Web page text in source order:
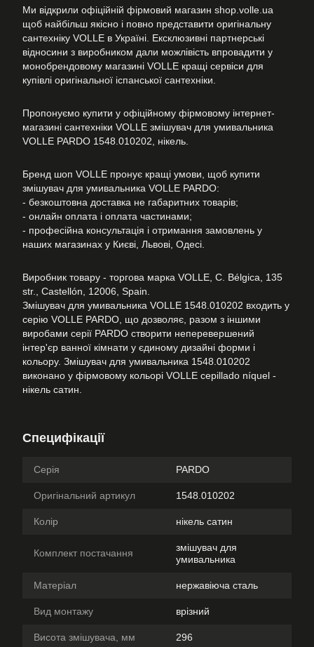
Ми відкрили офіційній фірмовий магазин shop.volle.ua
щоб найбільш якісно і повно представити оригінальну
сантехніку VOLLE в Україні. Ексклюзивні партнерські
відносини з виробником дали можлівість впровадити у
монобрендовому магазині VOLLE кращі сервіси для
купівлі оригінальної іспанської сантехніки.
Пропонуємо купити у офіційному фірмовому інтернет-
магазині сантехніки VOLLE змішувач для умивальника
VOLLE PARDO 1548.010202, нікель.
Бренд шоп VOLLE пронує кращі умови, щоб купити
змішувач для умивальника VOLLE PARDO:
- безкоштовна доставка не габаритних товарів;
- онлайн оплата і оплата частинами;
- професійна консультація і отримання замовлень у
наших магазинах у Києві, Львові, Одесі.
Виробник товару - торгова марка VOLLE, C. Bélgica, 135
str., Castellón, 12006, Spain.
Змішувач для умивальника VOLLE 1548.010202 входить у
серію VOLLE PARDO, що дозволяє, разом з іншими
виробами серії PARDO створити неперевершений
інтер'єр ванної кімнати у єдиному дизайні форми і
кольору. Змішувач для умивальника 1548.010202
виконано у фірмовому кольорі VOLLE cepillado níquel -
нікель сатин.
Специфікації
Серія PARDO
Оригінальний артикул 1548.010202
Колір нікель сатин
Комплект постачання
змішувач для
умивальника
Матеріал нержавіюча сталь
Вид монтажу врізний
Висота змішувача, мм 296